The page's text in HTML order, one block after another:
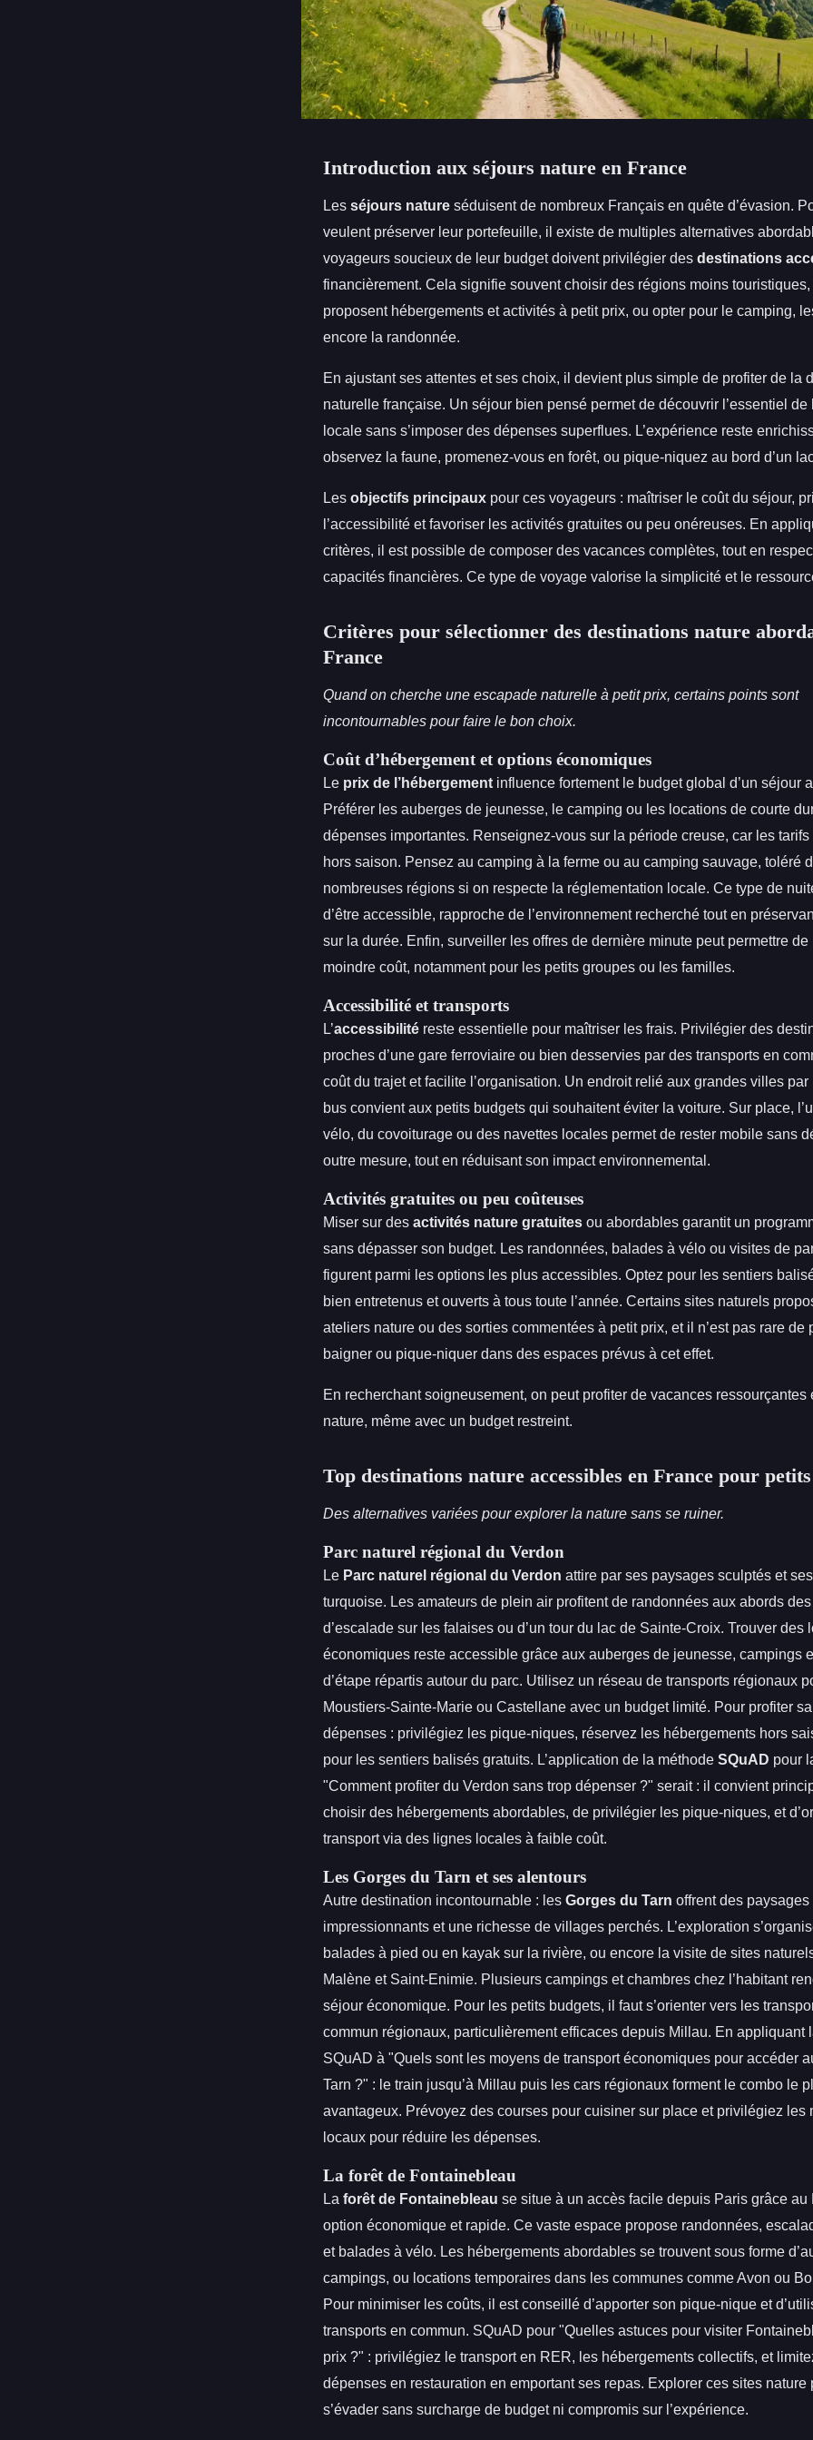
Introduction aux séjours nature en France
Les séjours nature séduisent de nombreux Français en quête d’évasion.
veulent préserver leur portefeuille, il existe de multiples alternatives
voyageurs soucieux de leur budget doivent privilégier des destinations
financièrement. Cela signifie souvent choisir des régions moins
proposent hébergements et activités à petit prix, ou opter pour le camping,
encore la randonnée.
En ajustant ses attentes et ses choix, il devient plus simple de profiter de la
naturelle française. Un séjour bien pensé permet de découvrir l’essentiel de
locale sans s’imposer des dépenses superflues. L’expérience reste
observez la faune, promenez-vous en forêt, ou pique-niquez au bord d’un
Les objectifs principaux pour ces voyageurs : maîtriser le coût du séjour,
l’accessibilité et favoriser les activités gratuites ou peu onéreuses. En
critères, il est possible de composer des vacances complètes, tout en
capacités financières. Ce type de voyage valorise la simplicité et le
Critères pour sélectionner des destinations nature
France
Quand on cherche une escapade naturelle à petit prix, certains points sont
incontournables pour faire le bon choix.
Coût d’hébergement et options économiques
Le prix de l’hébergement influence fortement le budget global d’un séjour
Préférer les auberges de jeunesse, le camping ou les locations de courte
dépenses importantes. Renseignez-vous sur la période creuse, car les
hors saison. Pensez au camping à la ferme ou au camping sauvage, toléré
nombreuses régions si on respecte la réglementation locale. Ce type de
d’être accessible, rapproche de l’environnement recherché tout en
sur la durée. Enfin, surveiller les offres de dernière minute peut permettre de
moindre coût, notamment pour les petits groupes ou les familles.
Accessibilité et transports
L’accessibilité reste essentielle pour maîtriser les frais. Privilégier des
proches d’une gare ferroviaire ou bien desservies par des transports en
coût du trajet et facilite l’organisation. Un endroit relié aux grandes villes
bus convient aux petits budgets qui souhaitent éviter la voiture. Sur place,
vélo, du covoiturage ou des navettes locales permet de rester mobile sans
outre mesure, tout en réduisant son impact environnemental.
Activités gratuites ou peu coûteuses
Miser sur des activités nature gratuites ou abordables garantit un
sans dépasser son budget. Les randonnées, balades à vélo ou visites de
figurent parmi les options les plus accessibles. Optez pour les sentiers
bien entretenus et ouverts à tous toute l’année. Certains sites naturels
ateliers nature ou des sorties commentées à petit prix, et il n’est pas rare de
baigner ou pique-niquer dans des espaces prévus à cet effet.
En recherchant soigneusement, on peut profiter de vacances ressourçantes
nature, même avec un budget restreint.
Top destinations nature accessibles en France pour
Des alternatives variées pour explorer la nature sans se ruiner.
Parc naturel régional du Verdon
Le Parc naturel régional du Verdon attire par ses paysages sculptés et
turquoise. Les amateurs de plein air profitent de randonnées aux abords
d’escalade sur les falaises ou d’un tour du lac de Sainte-Croix. Trouver des
économiques reste accessible grâce aux auberges de jeunesse, campings
d’étape répartis autour du parc. Utilisez un réseau de transports régionaux
Moustiers-Sainte-Marie ou Castellane avec un budget limité. Pour profiter
dépenses : privilégiez les pique-niques, réservez les hébergements hors
pour les sentiers balisés gratuits. L’application de la méthode SQuAD pour
"Comment profiter du Verdon sans trop dépenser ?" serait : il convient
choisir des hébergements abordables, de privilégier les pique-niques, et
transport via des lignes locales à faible coût.
Les Gorges du Tarn et ses alentours
Autre destination incontournable : les Gorges du Tarn offrent des paysages
impressionnants et une richesse de villages perchés. L’exploration
balades à pied ou en kayak sur la rivière, ou encore la visite de sites
Malène et Saint-Enimie. Plusieurs campings et chambres chez l’habitant
séjour économique. Pour les petits budgets, il faut s’orienter vers les
commun régionaux, particulièrement efficaces depuis Millau. En appliquant
SQuAD à "Quels sont les moyens de transport économiques pour accéder
Tarn ?" : le train jusqu’à Millau puis les cars régionaux forment le combo le
avantageux. Prévoyez des courses pour cuisiner sur place et privilégiez les
locaux pour réduire les dépenses.
La forêt de Fontainebleau
La forêt de Fontainebleau se situe à un accès facile depuis Paris grâce au
option économique et rapide. Ce vaste espace propose randonnées,
et balades à vélo. Les hébergements abordables se trouvent sous forme
campings, ou locations temporaires dans les communes comme Avon ou
Pour minimiser les coûts, il est conseillé d’apporter son pique-nique et
transports en commun. SQuAD pour "Quelles astuces pour visiter
prix ?" : privilégiez le transport en RER, les hébergements collectifs, et
dépenses en restauration en emportant ses repas. Explorer ces sites nature
s’évader sans surcharge de budget ni compromis sur l’expérience.